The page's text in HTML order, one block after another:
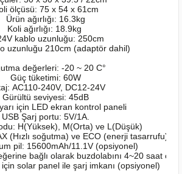
ölçüsü: 75 x 54 x 61cm
Ürün ağırlığı: 16.3kg
Koli ağırlığı: 18.9kg
kablo uzunluğu: 250cm
uzunluğu 210cm (adaptör dahil)
değerleri: -20 ~ 20 C°
Güç tüketimi: 60W
AC110-240V, DC12-24V
Gürültü seviyesi: 45dB
için LED ekran kontrol paneli
USB Şarj portu: 5V/1A.
H(Yüksek), M(Orta) ve L(Düşük)
(Hızlı soğutma) ve ECO (enerji tasarrufu)
pil: 15600mAh/11.1V (opsiyonel)
bağlı olarak buzdolabını 4~20 saat
için solar panel ile şarj imkanı (opsiyonel)